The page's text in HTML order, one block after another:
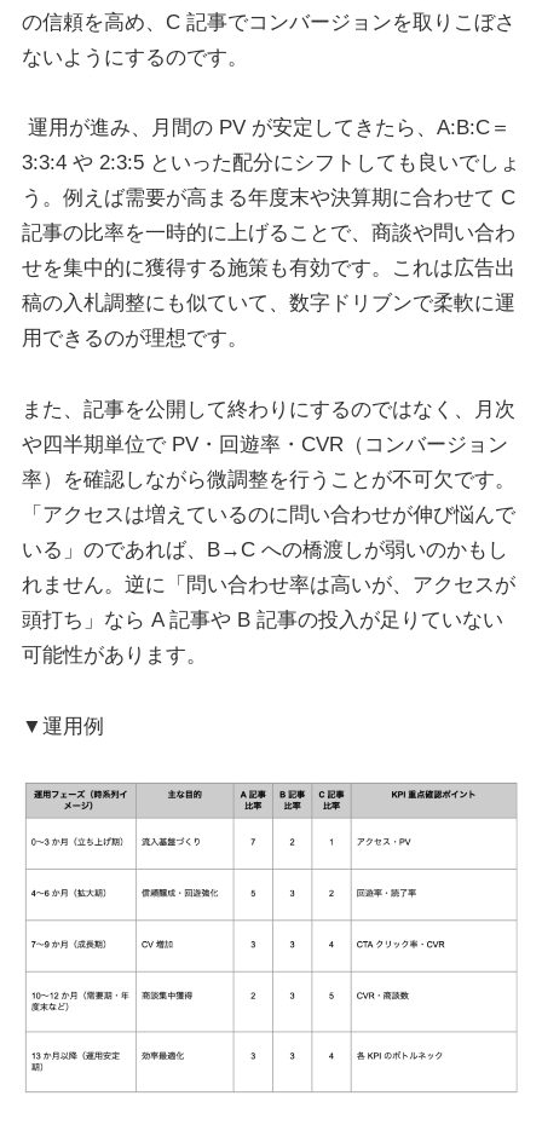
の信頼を高め、C 記事でコンバージョンを取りこぼさ
ないようにするのです。
運用が進み、月間の PV が安定してきたら、A:B:C＝
3:3:4 や 2:3:5 といった配分にシフトしても良いでしょ
う。例えば需要が高まる年度末や決算期に合わせて C
記事の比率を一時的に上げることで、商談や問い合わ
せを集中的に獲得する施策も有効です。これは広告出
稿の入札調整にも似ていて、数字ドリブンで柔軟に運
用できるのが理想です。
また、記事を公開して終わりにするのではなく、月次
や四半期単位で PV・回遊率・CVR（コンバージョン
率）を確認しながら微調整を行うことが不可欠です。
「アクセスは増えているのに問い合わせが伸び悩んで
いる」のであれば、B→C への橋渡しが弱いのかもし
れません。逆に「問い合わせ率は高いが、アクセスが
頭打ち」なら A 記事や B 記事の投入が足りていない
可能性があります。
▼運用例